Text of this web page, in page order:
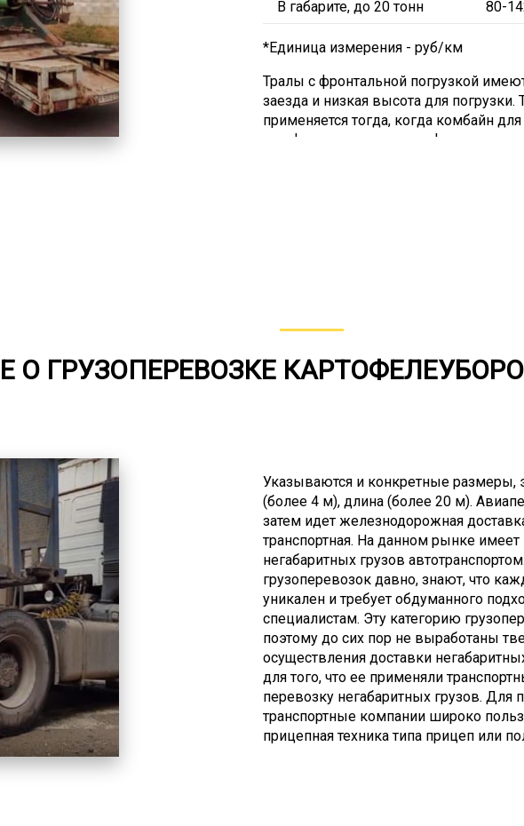
В габарите, до 20 тонн
80-
*Единица измерения - руб/км
Тралы с фронтальной погрузкой
заезда и низкая высота для
применяется тогда, когда комбайн
платформу только путем
О ГРУЗОПЕРЕВОЗКЕ
Указываются и конкретные размеры,
(более 4 м), длина (более 20 м).
затем идет железнодорожная
транспортная. На данном рынке
негабаритных грузов
грузоперевозок давно, знают, что
уникален и требует обдуманного
специалистам. Эту категорию
поэтому до сих пор не выработаны
осуществления доставки
для того, что ее применяли
перевозку негабаритных грузов. Для
транспортные компании широко
прицепная техника типа прицеп или